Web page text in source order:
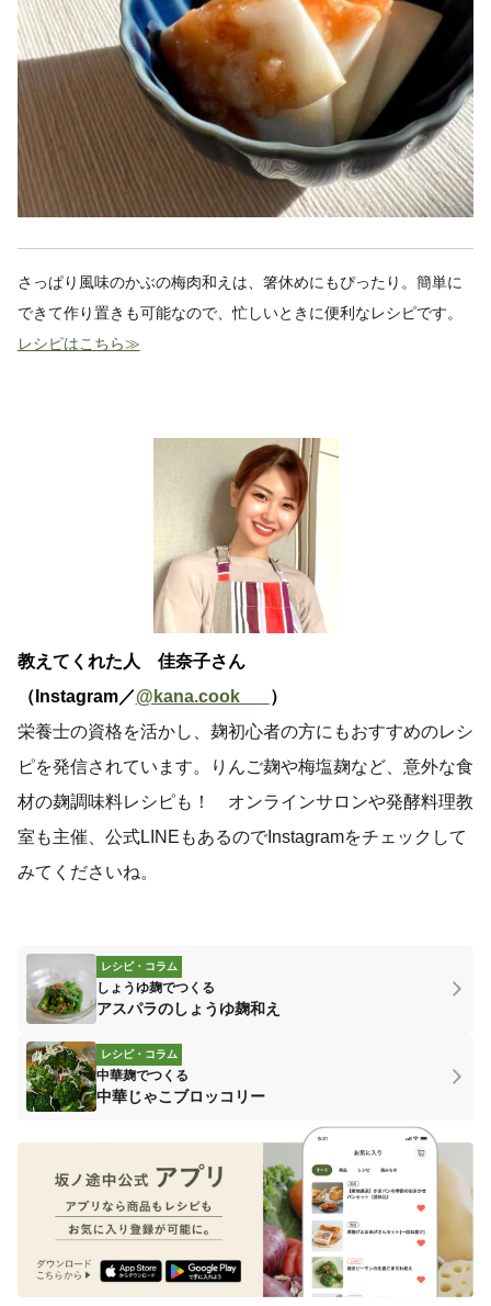
さっぱり風味のかぶの梅肉和えは、箸休めにもぴったり。簡単に
できて作り置きも可能なので、忙しいときに便利なレシピです。
レシピはこちら≫
教えてくれた人 佳奈子さん
（Instagram／@kana.cook___
）
栄養士の資格を活かし、麹初心者の方にもおすすめのレシ
ピを発信されています。りんご麹や梅塩麹など、意外な食
材の麹調味料レシピも！ オンラインサロンや発酵料理教
室も主催、公式LINEもあるのでInstagramをチェックして
みてくださいね。
レシピ・コラム
しょうゆ麹でつくる
アスパラのしょうゆ麹和え
レシピ・コラム
中華麹でつくる
中華じゃこブロッコリー